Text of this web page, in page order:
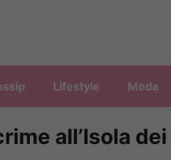
Lifestyle Moda
all’Isola